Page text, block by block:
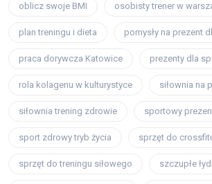
oblicz swoje BMI osobisty trener w
plan treningu i dieta pomysły na prezent
praca dorywcza Katowice prezenty dla
rola kolagenu w kulturystyce siłownia na
siłownia trening zdrowie sportowy
sport zdrowy tryb życia sprzęt do
sprzęt do treningu siłowego szczupłe